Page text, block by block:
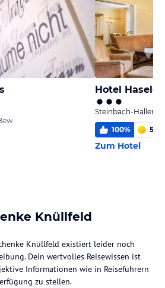
Hotel
Steinbach-
100% 5,9
Zum Hotel
Knüllfeld
Knüllfeld existiert leider noch
Dein wertvolles Reisewissen ist
Informationen wie in Reiseführern
zu stellen.